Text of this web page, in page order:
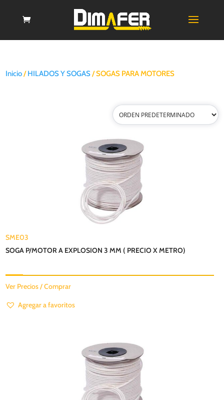
Inicio/HILADOS Y SOGAS/ SOGAS PARA MOTORES
SME03
SOGA P/MOTOR A EXPLOSION 3 MM ( PRECIO X METRO)
Ver Precios / Comprar
Agregar a favoritos